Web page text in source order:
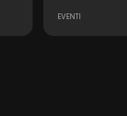
EVENTI
cambiamento